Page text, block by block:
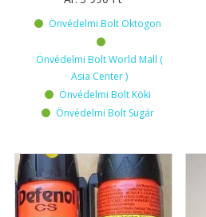
Önvédelmi Bolt Oktogon
Önvédelmi Bolt World Mall (
Asia Center )
Önvédelmi Bolt Köki
Önvédelmi Bolt Sugár